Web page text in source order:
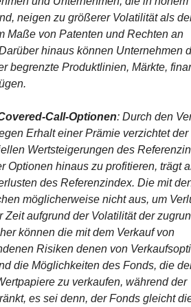
neigen zu größerer Volatilität als
Maße von Patenten und Rechten an
hinaus können Unternehmen
begrenzte Produktlinien, Märkte,
Call-Optionen: Durch den
Erhalt einer Prämie verzichtet der
Wertsteigerungen des
Optionen hinaus zu profitieren, trägt
des Referenzindex. Die mit
möglicherweise nicht aus, um
aufgrund der Volatilität der
können die mit dem Verkauf von
Risiken denen von
die Möglichkeiten des Fonds, die
zu verkaufen, während der
es sei denn, der Fonds gleicht